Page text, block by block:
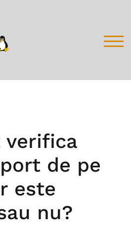
verifica
de pe
este
nu?